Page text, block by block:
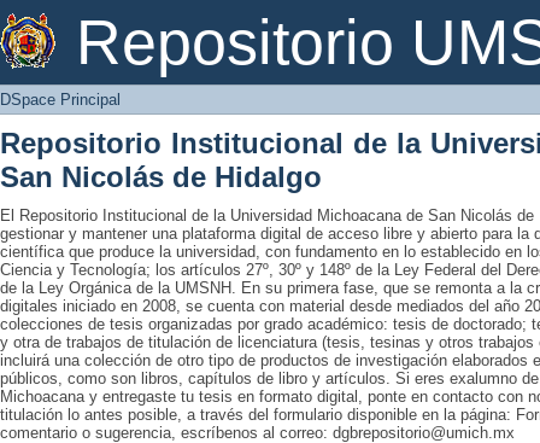
Repositorio
DSpace Principal
DSpace Principal
Repositorio Institucional de la
San Nicolás de Hidalgo
El Repositorio Institucional de la Universidad Michoacana de San Nicolás
gestionar y mantener una plataforma digital de acceso libre y abierto para la
científica que produce la universidad, con fundamento en lo establecido en
Ciencia y Tecnología; los artículos 27º, 30º y 148º de la Ley Federal del
de la Ley Orgánica de la UMSNH. En su primera fase, que se remonta a la
digitales iniciado en 2008, se cuenta con material desde mediados del año
colecciones de tesis organizadas por grado académico: tesis de doctorado;
y otra de trabajos de titulación de licenciatura (tesis, tesinas y otros
incluirá una colección de otro tipo de productos de investigación elaborados
públicos, como son libros, capítulos de libro y artículos. Si eres exalumno
Michoacana y entregaste tu tesis en formato digital, ponte en contacto con
titulación lo antes posible, a través del formulario disponible en la página:
comentario o sugerencia, escríbenos al correo: dgbrepositorio@umich.mx